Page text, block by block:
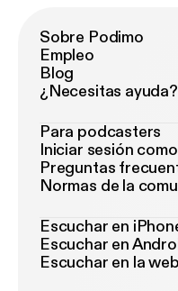
Sobre Podimo
Empleo
Blog
¿Necesitas ayuda?
Para podcasters
Iniciar sesión
Preguntas
Normas de la
Escuchar en
Escuchar en
Escuchar en la web